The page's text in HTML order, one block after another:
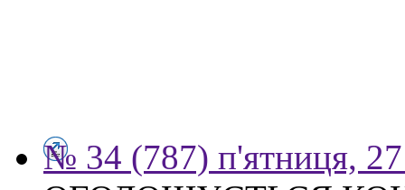
№ 34 (787) п'ятниця,